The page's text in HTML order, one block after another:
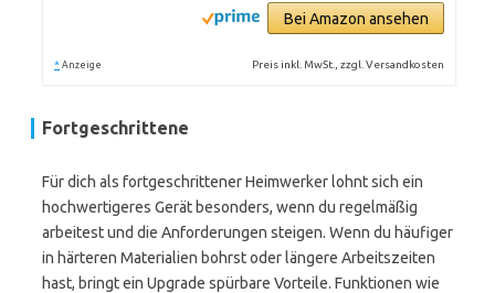
Bei Amazon ansehen
* Anzeige Preis inkl. MwSt., zzgl. Versandkosten
Fortgeschrittene
Für dich als fortgeschrittener Heimwerker lohnt sich ein
hochwertigeres Gerät besonders, wenn du regelmäßig
arbeitest und die Anforderungen steigen. Wenn du häufiger
in härteren Materialien bohrst oder längere Arbeitszeiten
hast, bringt ein Upgrade spürbare Vorteile. Funktionen wie